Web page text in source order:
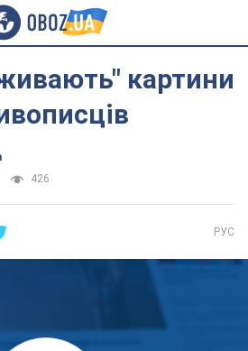
картини
426
РУС